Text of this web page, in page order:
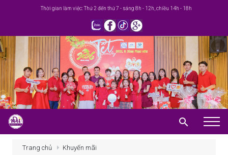
Thời gian làm việc: Thứ 2 đến thứ 7 - sáng 8h - 12h, chiều 14h - 18h
Trang chủ Khuyến mãi